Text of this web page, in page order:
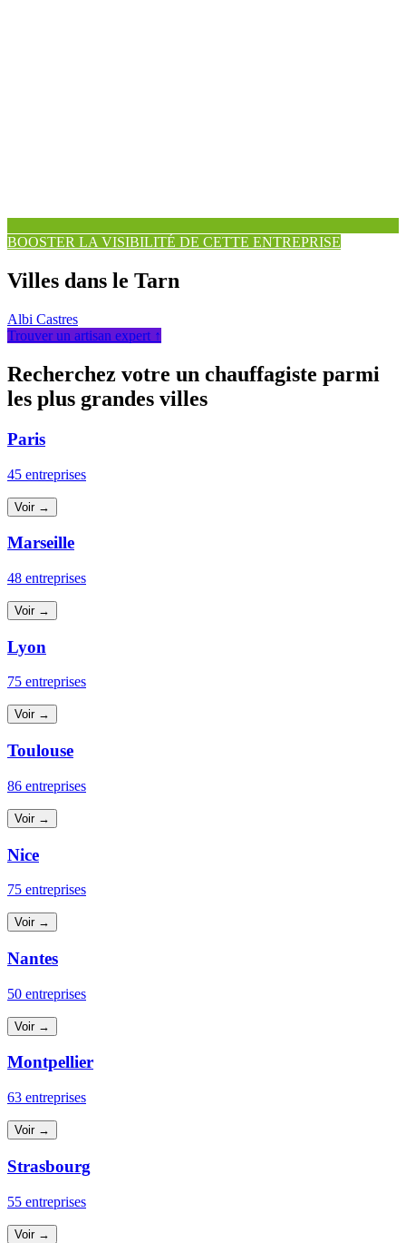
BOOSTER LA VISIBILITÉ DE CETTE ENTREPRISE
Villes dans le Tarn
Albi Castres
Trouver un artisan expert ↑
Recherchez votre un chauffagiste parmi
les plus grandes villes
Paris
45 entreprises
Voir →
Marseille
48 entreprises
Voir →
Lyon
75 entreprises
Voir →
Toulouse
86 entreprises
Voir →
Nice
75 entreprises
Voir →
Nantes
50 entreprises
Voir →
Montpellier
63 entreprises
Voir →
Strasbourg
55 entreprises
Voir →